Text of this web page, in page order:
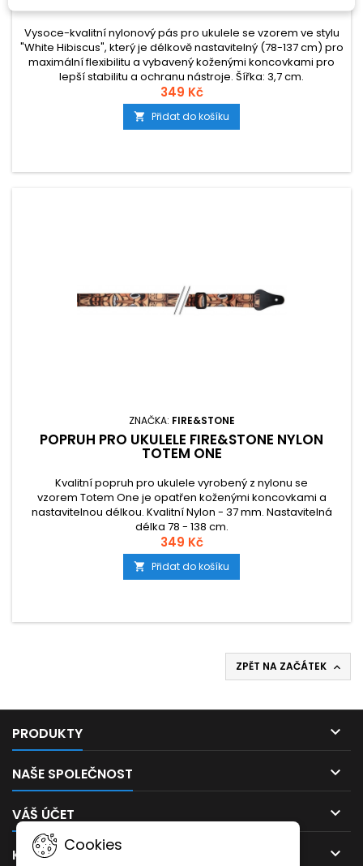
Vysoce-kvalitní nylonový pás pro ukulele se vzorem ve stylu
"White Hibiscus", který je délkově nastavitelný (78-137 cm) pro
maximální flexibilitu a vybavený koženými koncovkami pro
lepší stabilitu a ochranu nástroje. Šířka: 3,7 cm.
349 Kč
 Přidat do košíku
ZNAČKA: FIRE&STONE
POPRUH PRO UKULELE FIRE&STONE NYLON
TOTEM ONE
Kvalitní popruh pro ukulele vyrobený z nylonu se
vzorem Totem One je opatřen koženými koncovkami a
nastavitelnou délkou. Kvalitní Nylon - 37 mm. Nastavitelná
délka 78 - 138 cm.
349 Kč
 Přidat do košíku
ZPĚT NA ZAČÁTEK 
PRODUKTY 
NAŠE SPOLEČNOST 
VÁŠ ÚČET 
KONTAKT 
Cookies